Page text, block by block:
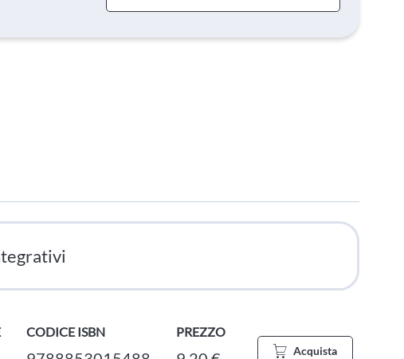
CODICE ISBN PREZZO
Acquista